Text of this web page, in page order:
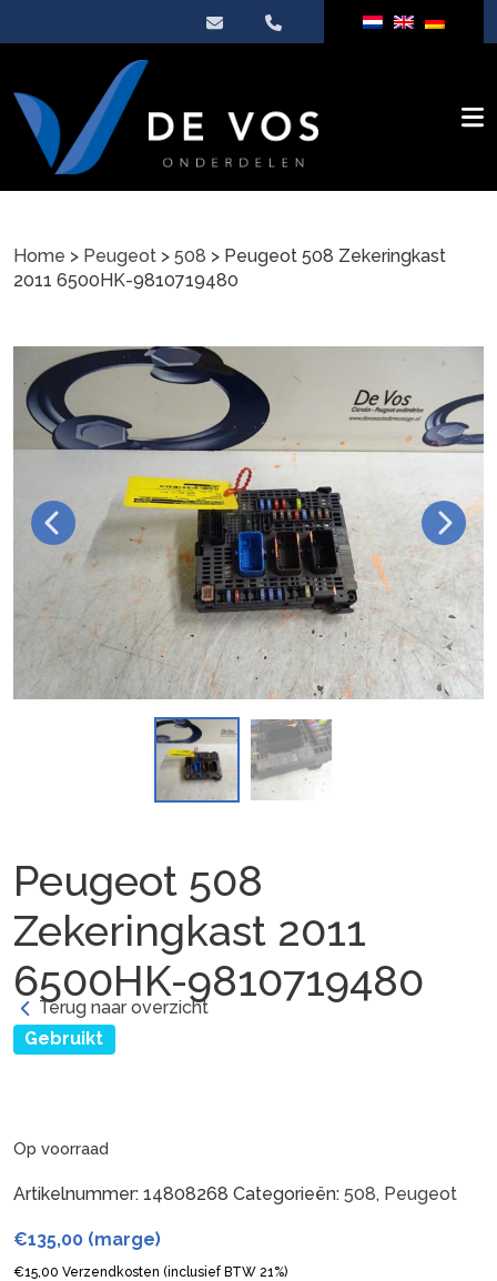
Home > Peugeot > 508 > Peugeot 508 Zekeringkast
2011 6500HK-9810719480
Peugeot 508
Zekeringkast 2011
6500HK-9810719480
Gebruikt
Terug naar overzicht
Op voorraad
Artikelnummer: 14808268 Categorieën: 508, Peugeot
€135,00 (marge)
€15,00 Verzendkosten (inclusief BTW 21%)